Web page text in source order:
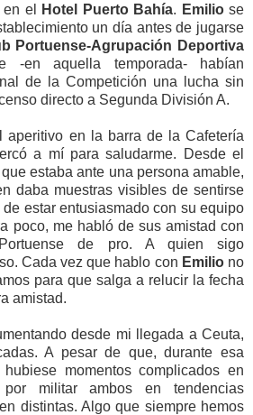
el Hotel Puerto Bahía. Emiliose
un día antes de jugarse
Portuense-Agrupación Deportiva
-en aquella temporada- habían
de la Competición una lucha sin
directo a Segunda División A.
aperitivo en la barra de la Cafetería
a mí para saludarme. Desde el
estaba ante una persona amable,
daba muestras visibles de sentirse
estar entusiasmado con su equipo
poco, me habló de sus amistad con
de pro. A quien sigo
Cada vez que hablo con Emiliono
para que salga a relucir la fecha
amistad.
desde mi llegada a Ceuta,
A pesar de que, durante esa
momentos complicados en
por militar ambos en tendencias
distintas. Algo que siempre hemos